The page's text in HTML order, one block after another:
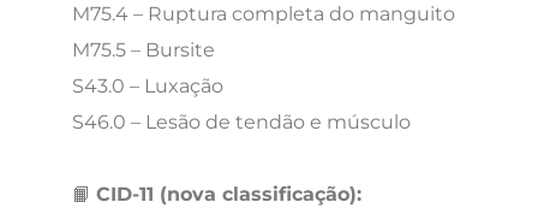
M75.4 – Ruptura completa do manguito
M75.5 – Bursite
S43.0 – Luxação
S46.0 – Lesão de tendão e músculo
📙 CID-11 (nova classificação):